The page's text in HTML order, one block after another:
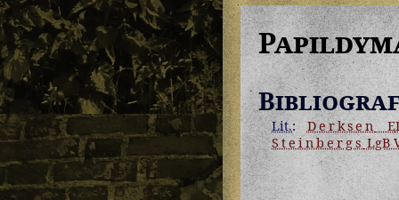
Lit.:Derksen
SteinbergsLgB